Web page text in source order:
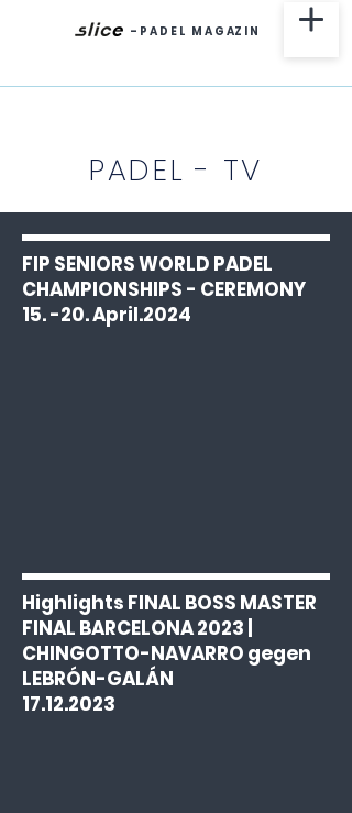
- P A D E L M A G AZ I N
PADEL - TV
FIP SENIORS WORLD PADEL
CHAMPIONSHIPS - CEREMONY
15. -20. April.2024
Highlights FINAL BOSS MASTER
FINAL BARCELONA 2023 |
CHINGOTTO-NAVARRO gegen
LEBRÓN-GALÁN
17.12.2023